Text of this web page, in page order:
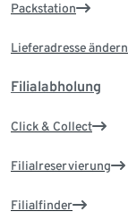
Packstation
Lieferadresse ändern
Filialabholung
Click & Collect
Filialreservierung
Filialfinder